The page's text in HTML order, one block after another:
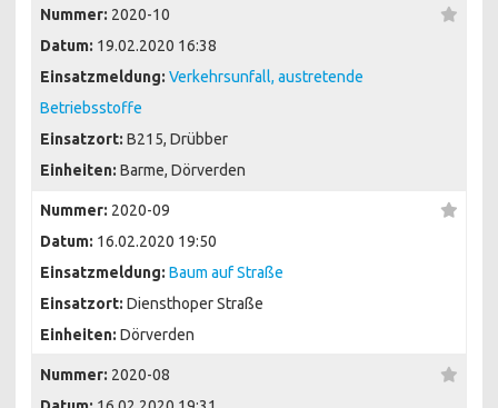
Nummer: 2020-10
Datum: 19.02.2020 16:38
Einsatzmeldung: Verkehrsunfall, austretende
Betriebsstoffe
Einsatzort: B215, Drübber
Einheiten: Barme, Dörverden
Nummer: 2020-09
Datum: 16.02.2020 19:50
Einsatzmeldung: Baum auf Straße
Einsatzort: Diensthoper Straße
Einheiten: Dörverden
Nummer: 2020-08